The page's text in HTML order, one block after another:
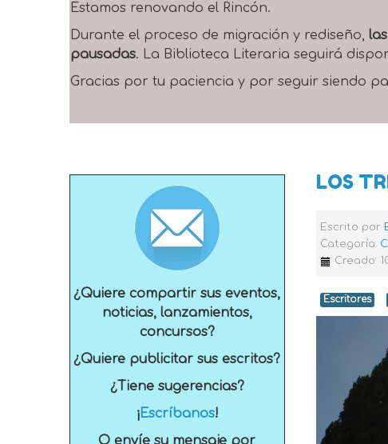
Estamos renovando el Rincón.
Durante el proceso de migración y rediseño,
pausadas. La Biblioteca Literaria seguirá
Gracias por tu paciencia y por seguir siendo
LOS
Escrito por
Categoría:
Creado:
Escritores
¿Quiere compartir sus eventos,
noticias, lanzamientos,
concursos?
¿Quiere publicitar sus escritos?
¿Tiene sugerencias?
¡Escríbanos!
O envíe su mensaje por